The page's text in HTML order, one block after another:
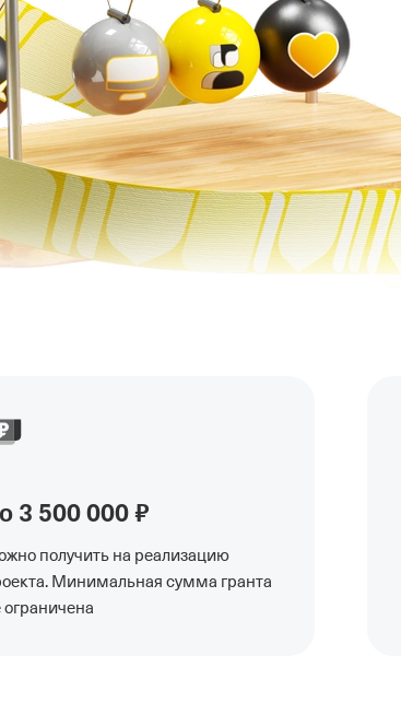
3 500 000 ₽
получить на реализацию
Минимальная сумма гранта
ограничена